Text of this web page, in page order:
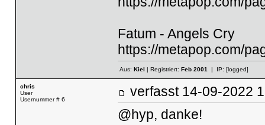
Fatum - Angels Cry
https://metapop.com/
Aus: Kiel | Registriert: Feb 2001| IP: [logged]
chris
User
Usernummer # 6
verfasst 14-09-
@hyp, danke!